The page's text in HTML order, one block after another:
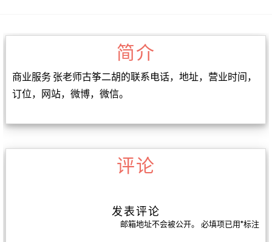
简介
商业服务 张老师古筝二胡的联系电话，地址，营业时间，
订位，网站，微博，微信。
评论
发表评论
邮箱地址不会被公开。 必填项已用*标注